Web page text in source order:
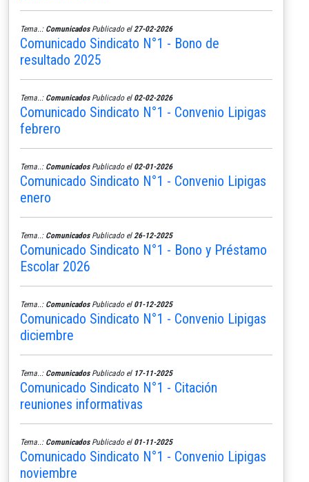
Tema..: ComunicadosPublicado el 27-02-2026
Comunicado Sindicato N°1 - Bono de
resultado 2025
Tema..: ComunicadosPublicado el 02-02-2026
Comunicado Sindicato N°1 - Convenio Lipigas
febrero
Tema..: ComunicadosPublicado el 02-01-2026
Comunicado Sindicato N°1 - Convenio Lipigas
enero
Tema..: ComunicadosPublicado el 26-12-2025
Comunicado Sindicato N°1 - Bono y Préstamo
Escolar 2026
Tema..: ComunicadosPublicado el 01-12-2025
Comunicado Sindicato N°1 - Convenio Lipigas
diciembre
Tema..: ComunicadosPublicado el 17-11-2025
Comunicado Sindicato N°1 - Citación
reuniones informativas
Tema..: ComunicadosPublicado el 01-11-2025
Comunicado Sindicato N°1 - Convenio Lipigas
noviembre